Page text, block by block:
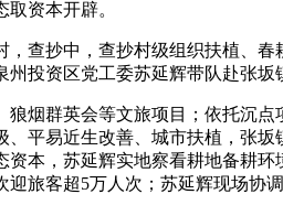
资本开辟。
抄中，查抄村级组织扶植、春
州投资区党工委苏延辉带队赴张坂
群英会等文旅项目；依托沉点
、平易近生改善、城市扶植，张
资本，苏延辉实地察看耕地备耕
迎旅客超5万人次；苏延辉现场协